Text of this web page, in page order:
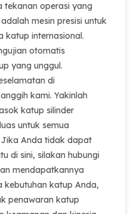
tekanan operasi yang
mesin presisi untuk
katup internasional.
otomatis
yang unggul.
di
kami. Yakinlah
katup silinder
untuk semua
Jika Anda tidak dapat
di sini, silakan hubungi
mendapatkannya
kebutuhan katup Anda,
penawaran katup